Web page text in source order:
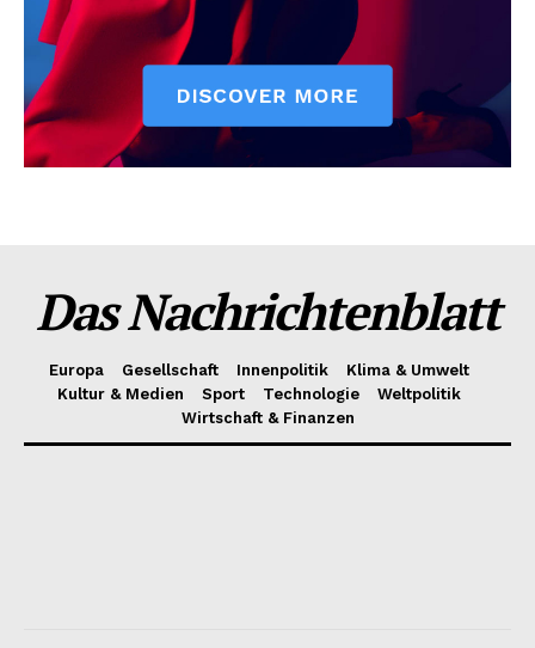
Das Nachrichtenblatt
Europa Gesellschaft Innenpolitik
Klima & Umwelt
Kultur & Medien
Sport Technologie
Weltpolitik
Wirtschaft & Finanzen